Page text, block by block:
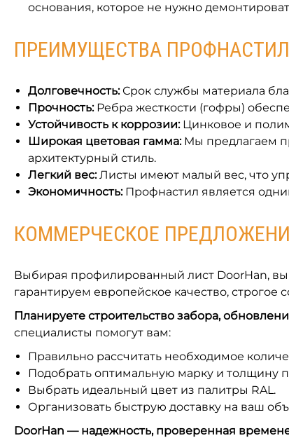
основания, которое не нужно
ПРЕИМУЩЕСТВА ПРОФНАСТИЛА
Долговечность:Срок службы материала
Прочность:Ребра жесткости (гофры)
Устойчивость к коррозии:Цинковое и
Широкая цветовая гамма:Мы предлагаем
архитектурный стиль.
Легкий вес:Листы имеют малый вес, что
Экономичность:Профнастил является
КОММЕРЧЕСКОЕ
Выбирая профилированный лист DoorHan,
гарантируем европейское качество, строгое
Планируете строительство забора,
специалисты помогут вам:
Правильно рассчитать необходимое
Подобрать оптимальную марку и толщину
Выбрать идеальный цвет из палитры RAL.
Организовать быструю доставку на ваш
DoorHan — надежность, проверенная